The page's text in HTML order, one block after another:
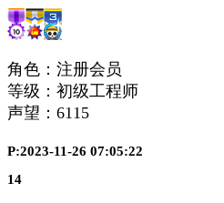
角色：注册会员
等级：初级工程师
声望： 6115
P:2023-11-26 07:05:22
14